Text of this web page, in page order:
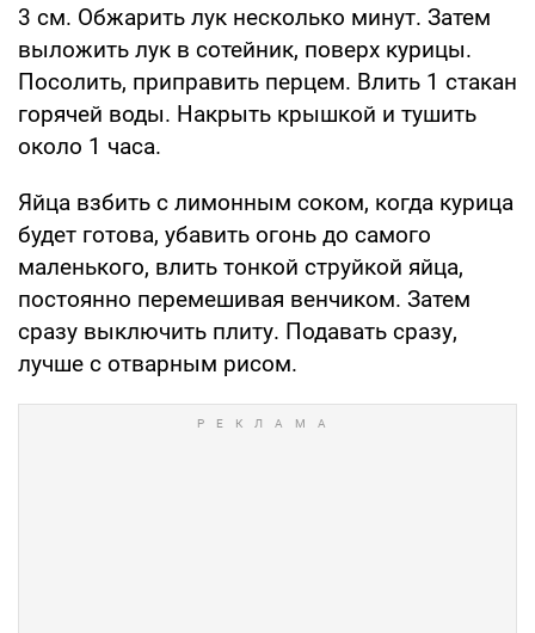
3 см. Обжарить лук несколько минут. Затем
выложить лук в сотейник, поверх курицы.
Посолить, приправить перцем. Влить 1 стакан
горячей воды. Накрыть крышкой и тушить
около 1 часа.
Яйца взбить с лимонным соком, когда курица
будет готова, убавить огонь до самого
маленького, влить тонкой струйкой яйца,
постоянно перемешивая венчиком. Затем
сразу выключить плиту. Подавать сразу,
лучше с отварным рисом.